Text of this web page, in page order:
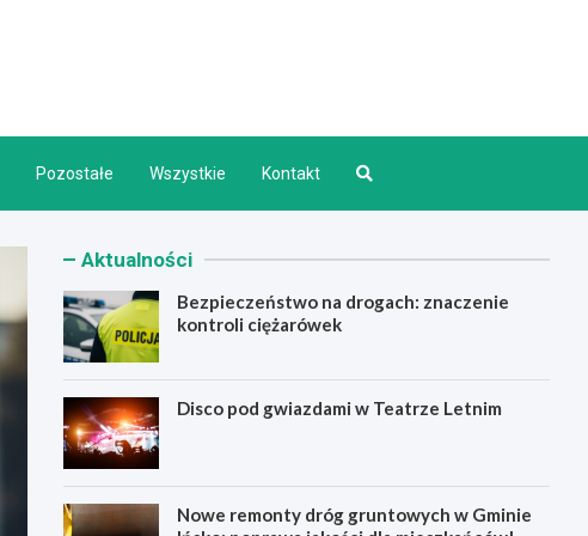
Pozostałe Wszystkie Kontakt
Aktualności
Bezpieczeństwo na drogach: znaczenie
kontroli ciężarówek
Disco pod gwiazdami w Teatrze Letnim
Nowe remonty dróg gruntowych w Gminie